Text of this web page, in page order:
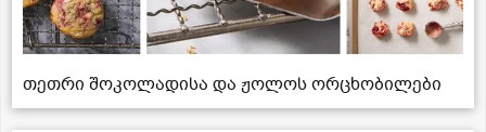
თეთრი შოკოლადისა და ჟოლოს ორცხობილები